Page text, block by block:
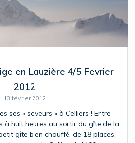
en Lauzière 4/5 Fevrier
2012
13 février 2012
ses « saveurs » à Celliers ! Entre
à huit heures au sortir du gîte de la
gîte bien chauffé, de 18 places,